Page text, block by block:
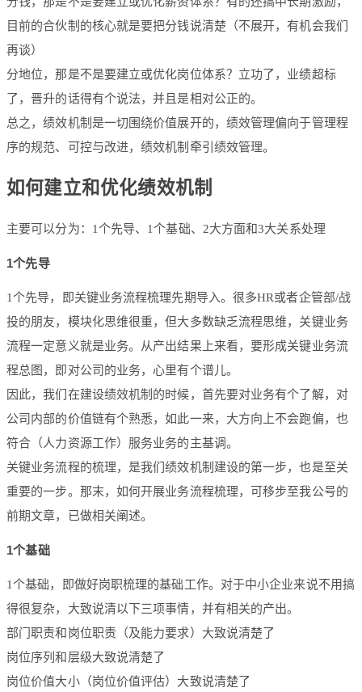
目前的合伙制的核心就是要把分钱说清楚（不展开，有机会我们
再谈）
分地位，那是不是要建立或优化岗位体系？立功了，业绩超标
了，晋升的话得有个说法，并且是相对公正的。
总之，绩效机制是一切围绕价值展开的，绩效管理偏向于管理程
序的规范、可控与改进，绩效机制牵引绩效管理。
如何建立和优化绩效机制
主要可以分为：1个先导、1个基础、2大方面和3大关系处理
1个先导
1个先导，即关键业务流程梳理先期导入。很多HR或者企管部/战
投的朋友，模块化思维很重，但大多数缺乏流程思维，关键业务
流程一定意义就是业务。从产出结果上来看，要形成关键业务流
程总图，即对公司的业务，心里有个谱儿。
因此，我们在建设绩效机制的时候，首先要对业务有个了解，对
公司内部的价值链有个熟悉，如此一来，大方向上不会跑偏，也
符合（人力资源工作）服务业务的主基调。
关键业务流程的梳理，是我们绩效机制建设的第一步，也是至关
重要的一步。那末，如何开展业务流程梳理，可移步至我公号的
前期文章，已做相关阐述。
1个基础
1个基础，即做好岗职梳理的基础工作。对于中小企业来说不用搞
得很复杂，大致说清以下三项事情，并有相关的产出。
部门职责和岗位职责（及能力要求）大致说清楚了
岗位序列和层级大致说清楚了
岗位价值大小（岗位价值评估）大致说清楚了